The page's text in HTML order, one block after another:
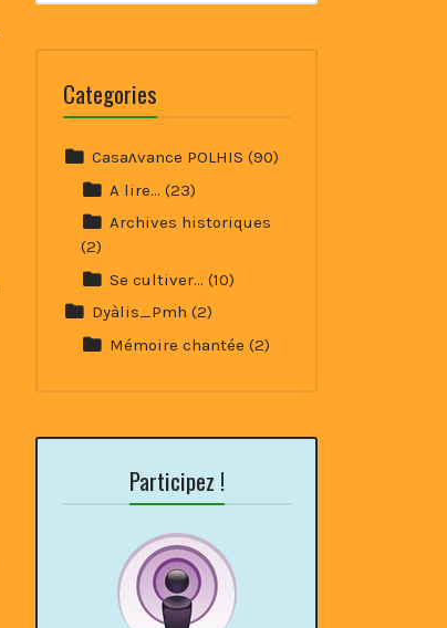
Categories
Casaʌvance POLHIS (90)
A lire… (23)
Archives historiques
(2)
Se cultiver… (10)
Dyàlis_Pmh (2)
Mémoire chantée (2)
Participez !